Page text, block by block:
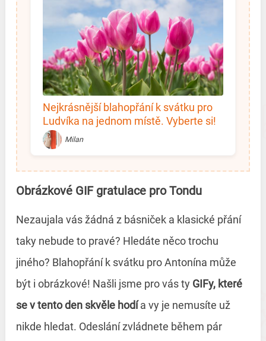
Nejkrásnější blahopřání k svátku pro
Ludvíka na jednom místě. Vyberte si!
Milan
Obrázkové GIF gratulace pro Tondu
Nezaujala vás žádná z básniček a klasické přání
taky nebude to pravé? Hledáte něco trochu
jiného? Blahopřání k svátku pro Antonína může
být i obrázkové! Našli jsme pro vás ty GIFy, které
se v tento den skvěle hodía vy je nemusíte už
nikde hledat. Odeslání zvládnete během pár